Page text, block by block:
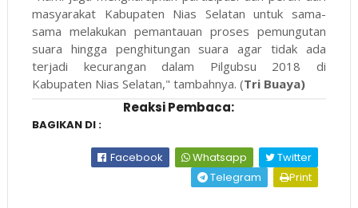
masyarakat Kabupaten Nias Selatan untuk sama-
sama melakukan pemantauan proses pemungutan
suara hingga penghitungan suara agar tidak ada
terjadi kecurangan dalam Pilgubsu 2018 di
Kabupaten Nias Selatan," tambahnya. (Tri Buaya)
Reaksi Pembaca:
BAGIKAN DI :
Facebook Whatsapp
Twitter
Telegram
Print